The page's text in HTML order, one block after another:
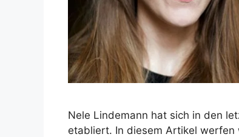
Nele Lindemann hat sich in den
etabliert. In diesem Artikel werfen